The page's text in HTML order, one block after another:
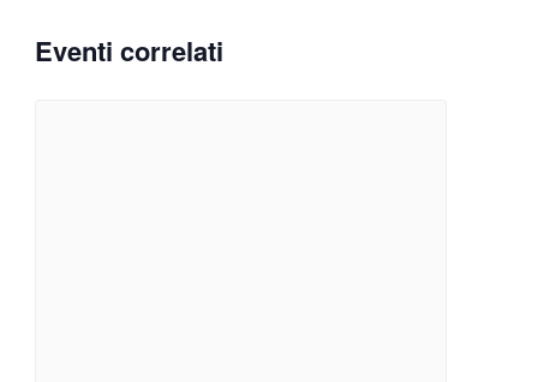
Eventi correlati